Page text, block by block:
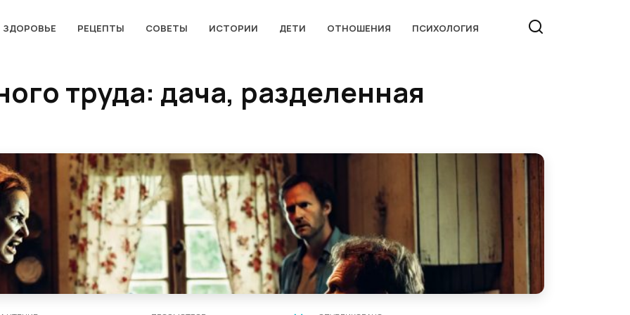
ЗДОРОВЬЕ РЕЦЕПТЫ СОВЕТЫ ИСТОРИИ ДЕТИ ОТНОШЕНИЯ ПСИХОЛОГИЯ
труда: дача, разделенная